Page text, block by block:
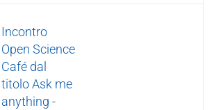
Incontro
Open Science
Café dal
titolo Ask me
anything -